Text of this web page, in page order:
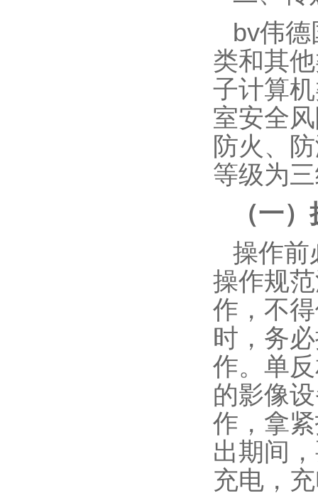
bv伟
类和其
子计算
室安全
防火、
等级为
（一
操作前
操作规
作，不
时，务
作。单
的影像
作，拿
出期间
充电，